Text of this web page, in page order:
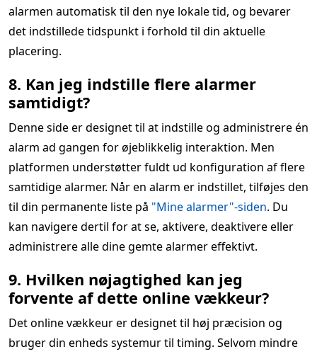
alarmen automatisk til den nye lokale tid, og bevarer
det indstillede tidspunkt i forhold til din aktuelle
placering.
8. Kan jeg indstille flere alarmer
samtidigt?
Denne side er designet til at indstille og administrere én
alarm ad gangen for øjeblikkelig interaktion. Men
platformen understøtter fuldt ud konfiguration af flere
samtidige alarmer. Når en alarm er indstillet, tilføjes den
til din permanente liste på "Mine alarmer"-siden. Du
kan navigere dertil for at se, aktivere, deaktivere eller
administrere alle dine gemte alarmer effektivt.
9. Hvilken nøjagtighed kan jeg
forvente af dette online vækkeur?
Det online vækkeur er designet til høj præcision og
bruger din enheds systemur til timing. Selvom mindre